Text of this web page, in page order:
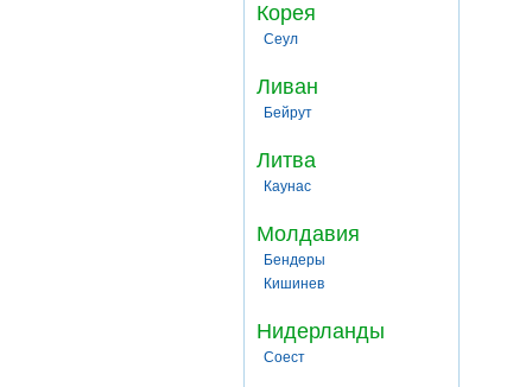
Корея
Сеул
Ливан
Бейрут
Литва
Каунас
Молдавия
Бендеры
Кишинев
Нидерланды
Соест